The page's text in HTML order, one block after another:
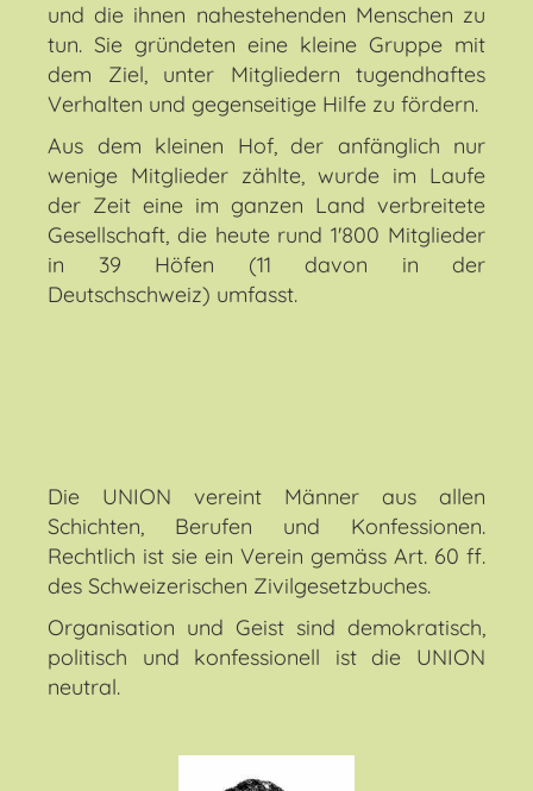
und die ihnen nahestehenden Menschen zu
tun. Sie gründeten eine kleine Gruppe mit
dem Ziel, unter Mitgliedern tugendhaftes
Verhalten und gegenseitige Hilfe zu fördern.
Aus dem kleinen Hof, der anfänglich nur
wenige Mitglieder zählte, wurde im Laufe
der Zeit eine im ganzen Land verbreitete
Gesellschaft, die heute rund 1'800 Mitglieder
in 39 Höfen (11 davon in der
Deutschschweiz) umfasst.
Die UNION vereint Männer aus allen
Schichten, Berufen und Konfessionen.
Rechtlich ist sie ein Verein gemäss Art. 60 ff.
des Schweizerischen Zivilgesetzbuches.
Organisation und Geist sind demokratisch,
politisch und konfessionell ist die UNION
neutral.